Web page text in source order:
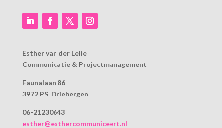
Esther van der Lelie
Communicatie & Projectmanagement
Faunalaan 86
3972 PS Driebergen
06-21230643
esther@esthercommuniceert.nl